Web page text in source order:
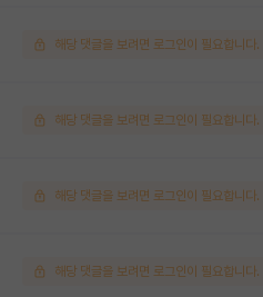
해당 댓글을 보려면 로그인이 필요합니다.
해당 댓글을 보려면 로그인이 필요합니다.
해당 댓글을 보려면 로그인이 필요합니다.
해당 댓글을 보려면 로그인이 필요합니다.